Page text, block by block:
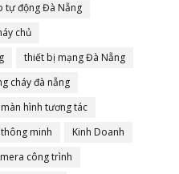
tự động Đà Nẵng
chủ
thiết bị mạng Đà Nẵng
cháy đà nẵng
màn hình tương tác
minh
Kinh Doanh
công trình